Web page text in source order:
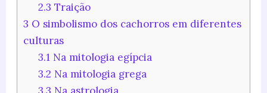
2.3 Traição
3 O simbolismo dos cachorros em diferentes
culturas
3.1 Na mitologia egípcia
3.2 Na mitologia grega